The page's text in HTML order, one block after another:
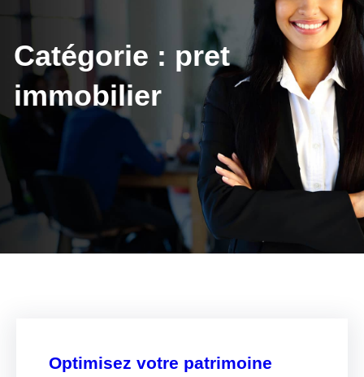
Catégorie : pret
immobilier
Optimisez votre patrimoine